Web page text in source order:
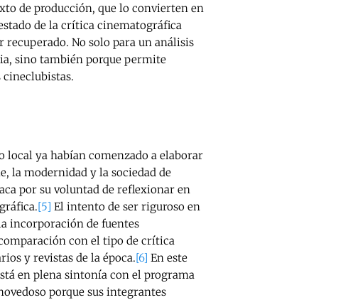
de producción, que lo convierten en
de la crítica cinematográfica
recuperado. No solo para un análisis
sino también porque permite
ya habían comenzado a elaborar
la modernidad y la sociedad de
por su voluntad de reflexionar en
[5] El intento de ser riguroso en
incorporación de fuentes
con el tipo de crítica
y revistas de la época.[6] En este
en plena sintonía con el programa
porque sus integrantes